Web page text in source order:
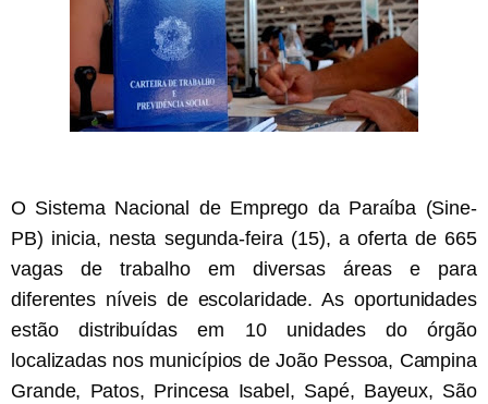
Paraíba tem mais de 320 vagas abertas em concursos públicos;
oportunidades incluem Mãe d’Água, Conceição e Assunção
Prefeitura paraibana abre concurso com 45 vagas e salários que
chegam a R$ 6 mil
Jul 09, 2026
Jul 07, 2026 ExpoSerra Araruna 2026 acontecerá de 10 a 12 de julho
Ago 05, 2026
Educação de Araruna alcança avanço histórico no IDEB 2025 e reafirma
compromisso com a qualidade do ensino
O Sistema Nacional de Emprego da Paraíba (Sine-
PB) inicia, nesta segunda-feira (15), a oferta de 665
vagas de trabalho em diversas áreas e para
diferentes níveis de escolaridade. As oportunidades
estão distribuídas em 10 unidades do órgão
localizadas nos municípios de João Pessoa, Campina
Grande, Patos, Princesa Isabel, Sapé, Bayeux, São